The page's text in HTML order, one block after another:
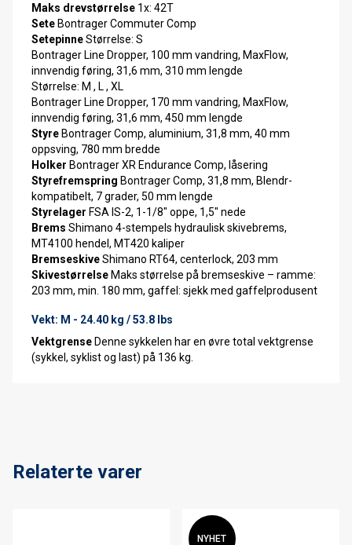
Maks drevstørrelse 1x: 42T
Sete Bontrager Commuter Comp
SetepinneStørrelse: S
Bontrager Line Dropper, 100 mm vandring, MaxFlow,
innvendig føring, 31,6 mm, 310 mm lengde
Størrelse: M , L , XL
Bontrager Line Dropper, 170 mm vandring, MaxFlow,
innvendig føring, 31,6 mm, 450 mm lengde
Styre Bontrager Comp, aluminium, 31,8 mm, 40 mm
oppsving, 780 mm bredde
Holker Bontrager XR Endurance Comp, låsering
Styrefremspring Bontrager Comp, 31,8 mm, Blendr-
kompatibelt, 7 grader, 50 mm lengde
Styrelager FSA IS-2, 1-1/8" oppe, 1,5" nede
Brems Shimano 4-stempels hydraulisk skivebrems,
MT4100 hendel, MT420 kaliper
BremseskiveShimano RT64, centerlock, 203 mm
Skivestørrelse Maks størrelse på bremseskive – ramme:
203 mm, min. 180 mm, gaffel: sjekk med gaffelprodusent
Vekt: M - 24.40 kg / 53.8 lbs
Vektgrense Denne sykkelen har en øvre total vektgrense
(sykkel, syklist og last) på 136 kg.
Relaterte varer
NYHET